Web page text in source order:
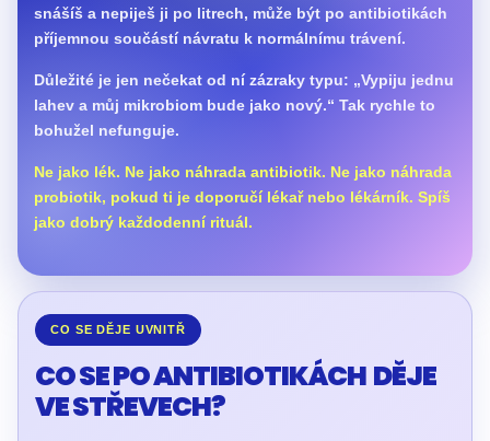
snášíš a nepiješ ji po litrech, může být po antibiotikách
příjemnou součástí návratu k normálnímu trávení.
Důležité je jen nečekat od ní zázraky typu: „Vypiju jednu
lahev a můj mikrobiom bude jako nový.“ Tak rychle to
bohužel nefunguje.
Ne jako lék. Ne jako náhrada antibiotik. Ne jako náhrada
probiotik, pokud ti je doporučí lékař nebo lékárník. Spíš
jako dobrý každodenní rituál.
CO SE DĚJE UVNITŘ
CO SE PO ANTIBIOTIKÁCH DĚJE
VE STŘEVECH?